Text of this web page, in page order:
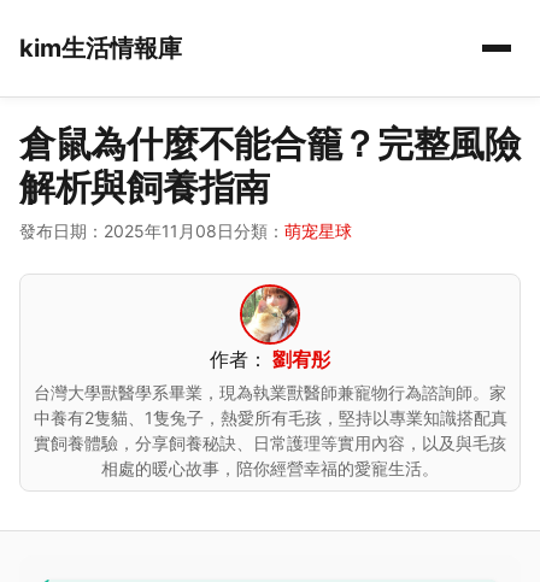
kim生活情報庫
倉鼠為什麼不能合籠？完整風險
解析與飼養指南
發布日期：2025年11月08日分類： 萌宠星球
作者： 劉宥彤
台灣大學獸醫學系畢業，現為執業獸醫師兼寵物行為諮詢師。家
中養有2隻貓、1隻兔子，熱愛所有毛孩，堅持以專業知識搭配真
實飼養體驗，分享飼養秘訣、日常護理等實用內容，以及與毛孩
相處的暖心故事，陪你經營幸福的愛寵生活。